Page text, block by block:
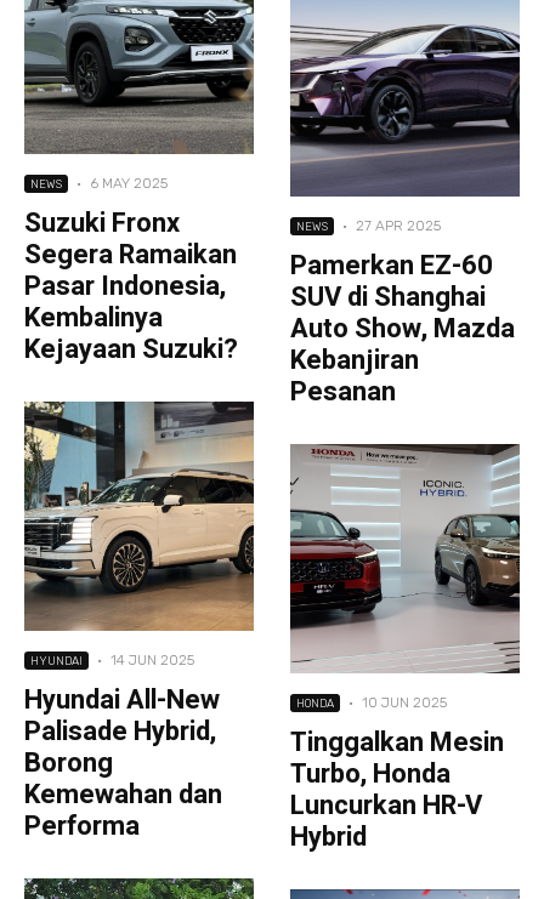
NEWS · 6 MAY 2025
Suzuki Fronx
Segera Ramaikan
Pasar Indonesia,
Kembalinya
Kejayaan Suzuki?
HYUNDAI · 14 JUN 2025
Hyundai All-New
Palisade Hybrid,
Borong
Kemewahan dan
Performa
NEWS · 27 APR 2025
Pamerkan EZ-60
SUV di Shanghai
Auto Show, Mazda
Kebanjiran
Pesanan
HONDA · 10 JUN 2025
Tinggalkan Mesin
Turbo, Honda
Luncurkan HR-V
Hybrid